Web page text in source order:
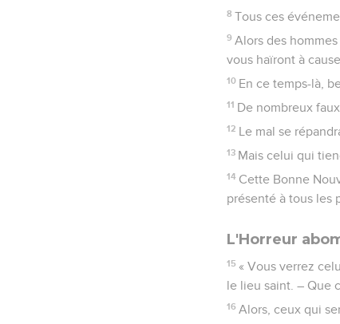
8 Tous ces
9 Alors des
vous haïront à
10 En ce temps-là,
11 De nombreux
12 Le mal se
13 Mais celui qui
14 Cette Bonne
présenté à tous les
L'Horreur
15 « Vous verrez
le lieu saint. – Que
16 Alors, ceux qui